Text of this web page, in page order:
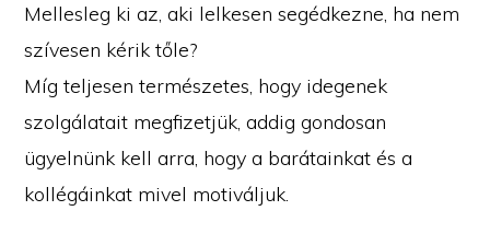
Mellesleg ki az, aki lelkesen segédkezne, ha nem
szívesen kérik tőle?
Míg teljesen természetes, hogy idegenek
szolgálatait megfizetjük, addig gondosan
ügyelnünk kell arra, hogy a barátainkat és a
kollégáinkat mivel motiváljuk.